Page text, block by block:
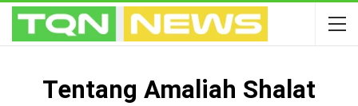
Tentang Amaliah Shalat